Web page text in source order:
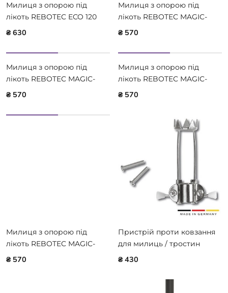
Милиця з опорою під
лікоть REBOTEC ECO 120
GRAY 100.22.00
₴ 630
Милиця з опорою під
лікоть REBOTEC MAGIC-
TWIN 101.40
₴ 570
Милиця з опорою під
лікоть REBOTEC MAGIC-
TWIN 101.50
₴ 570
Милиця з опорою під
лікоть REBOTEC MAGIC-
TWIN 101.20
₴ 570
Милиця з опорою під
лікоть REBOTEC MAGIC-
TWIN 101.80
₴ 570
Пристрій проти ковзання
для милиць / тростин
REBOTEC ICE-PICK 166.00.05
₴ 430